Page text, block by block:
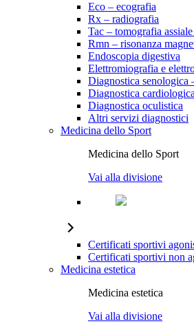
Eco – ecografia
Rx – radiografia
Tac – tomografia
Rmn – risonanza
Endoscopia digestiva
Elettromiografia e
Diagnostica senologica
Diagnostica cardiologica
Diagnostica oculistica
Altri servizi diagnostici
Medicina dello Sport
Medicina dello Sport
Vai alla divisione
Certificati sportivi
Certificati sportivi non
Medicina estetica
Medicina estetica
Vai alla divisione